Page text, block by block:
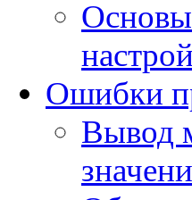
Ошибки
Вывод